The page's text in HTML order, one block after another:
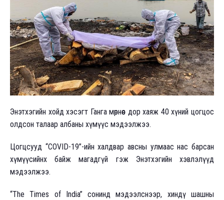
Энэтхэгийн хойд хэсэгт Ганга мөрнөөс дор хаяж 40 хүний ​​цогцос
олдсон талаар албаны хүмүүс мэдээлжээ.
Цогцсууд “COVID-19”-ийн халдвар авсны улмаас нас барсан
хүмүүсийнх байж магадгүй гэж Энэтхэгийн хэвлэлүүд
мэдээлжээ.
“The Times of India” сонинд мэдээлснээр, хиндү шашны